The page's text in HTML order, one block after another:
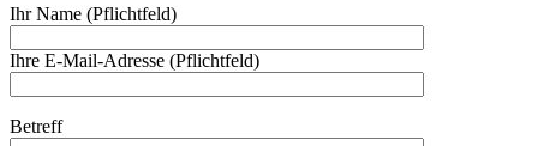
Ihr Name (Pflichtfeld)
Ihre E-Mail-Adresse (Pflichtfeld)
Betreff